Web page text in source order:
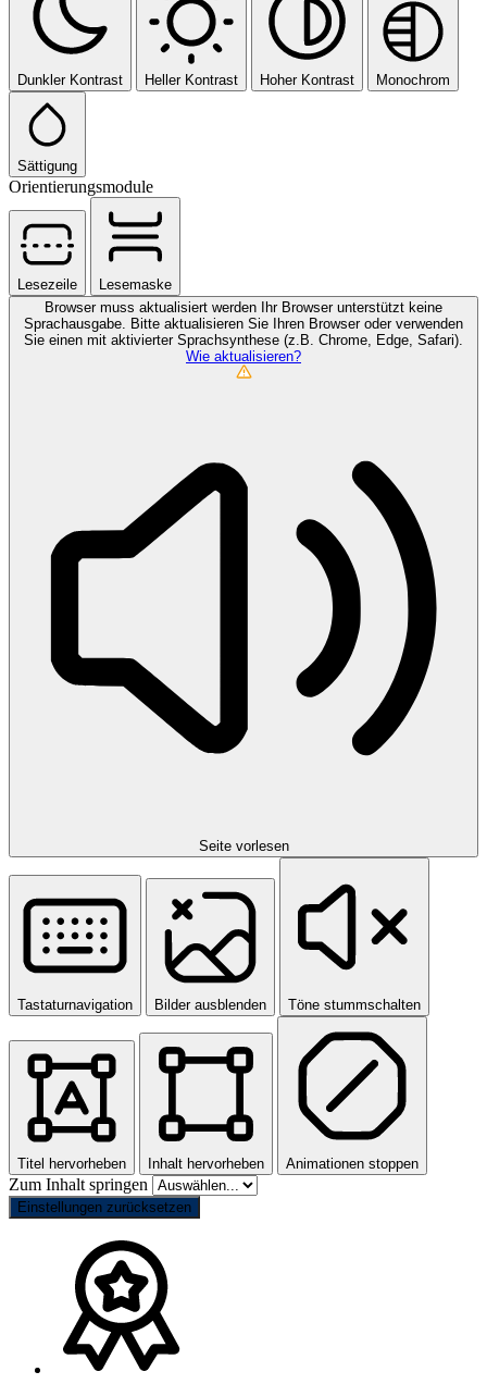
Dunkler Kontrast Heller Kontrast Hoher Kontrast Monochrom
Sättigung
Orientierungsmodule
Lesezeile
Lesemaske
Browser muss aktualisiert werden
Ihr Browser unterstützt keine
Sprachausgabe. Bitte aktualisieren Sie Ihren Browser oder verwenden
Sie einen mit aktivierter Sprachsynthese (z.B. Chrome, Edge, Safari).
Wie aktualisieren?
Seite vorlesen
Tastaturnavigation Bilder ausblenden Töne stummschalten
Titel hervorheben Inhalt hervorheben Animationen stoppen
Zum Inhalt springen
Einstellungen zurücksetzen